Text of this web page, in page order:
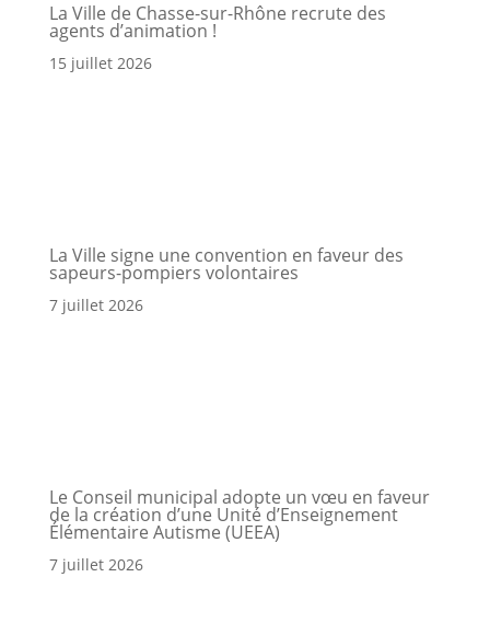
La Ville de Chasse-sur-Rhône recrute des
agents d’animation !
15 juillet 2026
La Ville signe une convention en faveur des
sapeurs-pompiers volontaires
7 juillet 2026
Le Conseil municipal adopte un vœu en faveur
de la création d’une Unité d’Enseignement
Élémentaire Autisme (UEEA)
7 juillet 2026